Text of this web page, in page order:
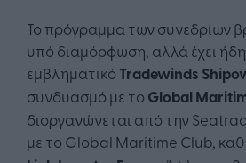
Το πρόγραμμα των συνεδρίων
υπό διαμόρφωση, αλλά έχει
εμβληματικό Tradewinds
συνδυασμό με το Global
διοργανώνεται από την
με το Global Maritime Club,